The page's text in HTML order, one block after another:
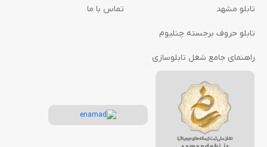
تابلو مشهد
تابلو حروف برجسته چنلیوم
راهنمای جامع شغل تابلوسازی
تماس با ما